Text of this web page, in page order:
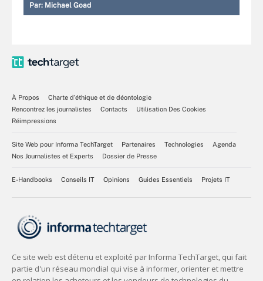
Par: Michael Goad
À Propos
Charte d’éthique et de déontologie
Rencontrez les journalistes
Contacts
Utilisation Des Cookies
Réimpressions
Site Web pour Informa TechTarget Partenaires Technologies
Agenda
Nos Journalistes et Experts
Dossier de Presse
E-Handbooks Conseils IT Opinions Guides Essentiels Projets IT